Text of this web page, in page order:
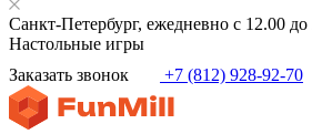
Санкт-Петербург, ежедневно с 12.00 до
Настольные игры
Заказать звонок
+7 (812) 928-92-70